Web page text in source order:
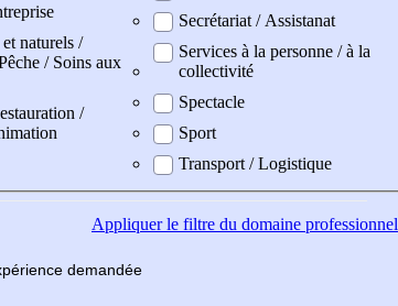
naturels /
/ Soins aux
/
Secrétariat / Assistanat
Services à la personne / à la
collectivité
Spectacle
Sport
Transport / Logistique
Appliquerle filtre du domaine professionnel
demandée